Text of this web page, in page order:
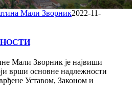
Мали Зворник2022-11-
Мали Зворник је највиши
врши основне надлежности
Уставом, Законом и